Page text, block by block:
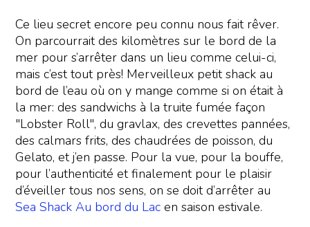
Ce lieu secret encore peu connu nous fait rêver.
On parcourrait des kilomètres sur le bord de la
mer pour s’arrêter dans un lieu comme celui-ci,
mais c’est tout près! Merveilleux petit shack au
bord de l’eau où on y mange comme si on était à
la mer: des sandwichs à la truite fumée façon
"Lobster Roll", du gravlax, des crevettes pannées,
des calmars frits, des chaudrées de poisson, du
Gelato, et j’en passe. Pour la vue, pour la bouffe,
pour l’authenticité et finalement pour le plaisir
d’éveiller tous nos sens, on se doit d’arrêter au
Sea Shack Au bord du Lac en saison estivale.